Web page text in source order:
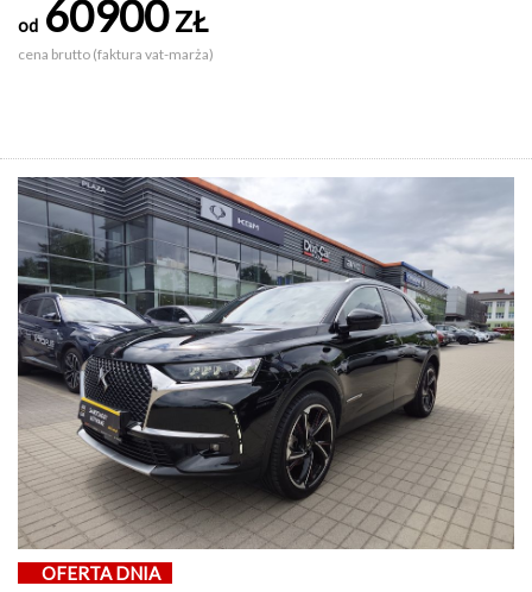
od 60900ZŁ
cena brutto (faktura vat-marża)
OFERTA DNIA